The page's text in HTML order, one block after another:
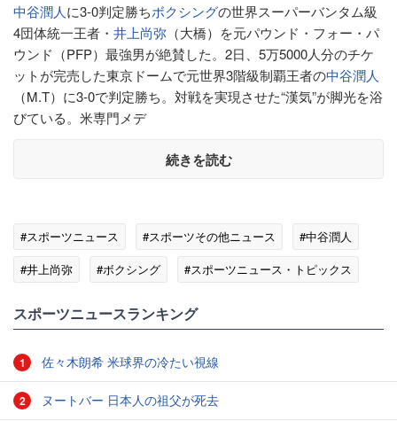
中谷潤人に3-0判定勝ちボクシングの世界スーパーバンタム級
4団体統一王者・ 井上尚弥 （大橋）を元パウンド・フォー・パ
ウンド（PFP）最強男が絶賛した。2日、5万5000人分のチケ
ットが完売した東京ドームで元世界3階級制覇王者の中谷潤人
（M.T）に3-0で判定勝ち。対戦を実現させた“漢気”が脚光を浴
びている。米専門メデ
続きを読む
#スポーツニュース #スポーツその他ニュース
#中谷潤人
#井上尚弥
#ボクシング #スポーツニュース・トピックス
スポーツニュースランキング
1 佐々木朗希 米球界の冷たい視線
2 ヌートバー 日本人の祖父が死去